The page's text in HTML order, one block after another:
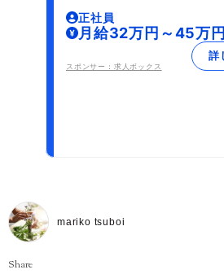
正社員
月給32万円～45万円
スポンサー：求人ボックス
詳
mariko tsuboi
Share